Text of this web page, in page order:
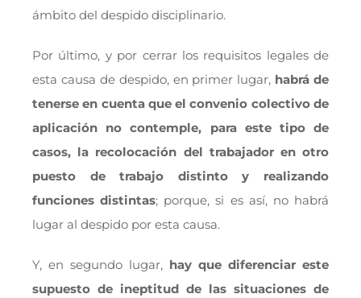
ámbito del despido disciplinario.
Por último, y por cerrar los requisitos legales de
esta causa de despido, en primer lugar, habrá de
tenerse en cuenta que el convenio colectivo de
aplicación no contemple, para este tipo de
casos, la recolocación del trabajador en otro
puesto de trabajo distinto y realizando
funciones distintas; porque, si es así, no habrá
lugar al despido por esta causa.
Y, en segundo lugar, hay que diferenciar este
supuesto de ineptitud de las situaciones de